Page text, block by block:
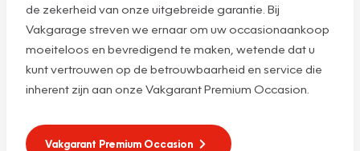
de zekerheid van onze uitgebreide garantie. Bij
Vakgarage streven we ernaar om uw occasionaankoop
moeiteloos en bevredigend te maken, wetende dat u
kunt vertrouwen op de betrouwbaarheid en service die
inherent zijn aan onze Vakgarant Premium Occasion.
Vakgarant Premium Occasion